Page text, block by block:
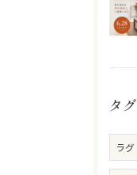
タグ
ラグ